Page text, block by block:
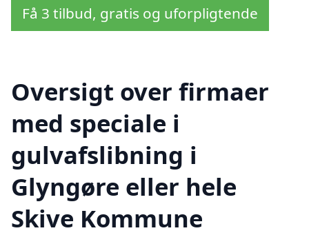
Få 3 tilbud, gratis og uforpligtende
Oversigt over firmaer
med speciale i
gulvafslibning i
Glyngøre eller hele
Skive Kommune